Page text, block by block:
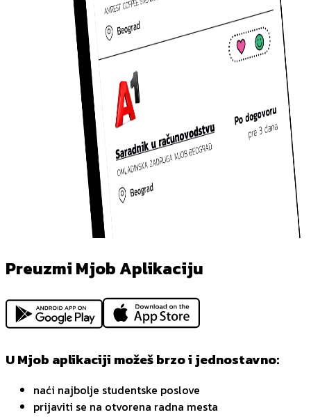
Preuzmi Mjob Aplikaciju
U Mjob aplikaciji možeš brzo i jednostavno:
naći najbolje studentske poslove
prijaviti se na otvorena radna mesta